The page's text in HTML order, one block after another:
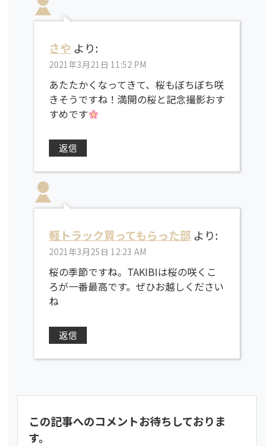
さや より:
2021年3月21日 11:52 PM
あたたかくなってきて、桜もぼちぼち咲
きそうですね！満開の桜と記念撮影おす
すめです
返信
軽トラック買ってもらった部 より:
2021年3月25日 12:23 AM
桜の季節ですね。TAKIBIは桜の咲くこ
ろが一番最高です。ぜひお越しください
ね
返信
この記事へのコメントお待ちしておりま
す。